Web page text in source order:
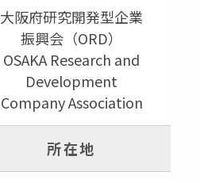
大阪府研究開発型企業
振興会（ORD）
OSAKA Research and
Development
Company Association
所在地